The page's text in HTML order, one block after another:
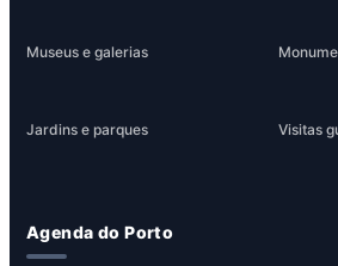
Museus e galerias
Jardins e parques Visitas
Agenda do Porto